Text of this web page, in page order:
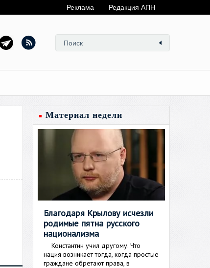
Реклама Редакция АПН
Материал недели
Благодаря Крылову исчезли
родимые пятна русского
национализма
Константин учил другому. Что
нация возникает тогда, когда простые
граждане обретают права, в